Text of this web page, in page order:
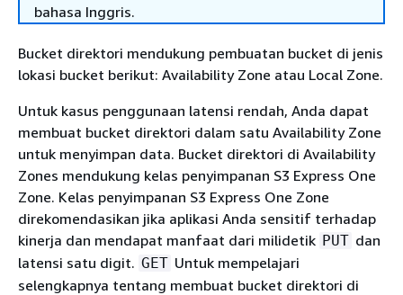
bahasa Inggris.
Bucket direktori mendukung pembuatan bucket di jenis
lokasi bucket berikut: Availability Zone atau Local Zone.
Untuk kasus penggunaan latensi rendah, Anda dapat
membuat bucket direktori dalam satu Availability Zone
untuk menyimpan data. Bucket direktori di Availability
Zones mendukung kelas penyimpanan S3 Express One
Zone. Kelas penyimpanan S3 Express One Zone
direkomendasikan jika aplikasi Anda sensitif terhadap
kinerja dan mendapat manfaat dari milidetik PUT dan
latensi satu digit. GET Untuk mempelajari
selengkapnya tentang membuat bucket direktori di